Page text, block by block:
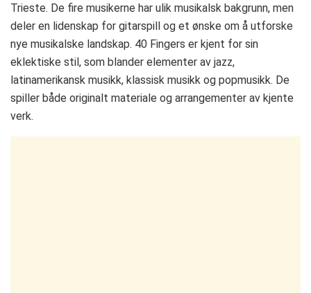
Trieste. De fire musikerne har ulik musikalsk bakgrunn, men
deler en lidenskap for gitarspill og et ønske om å utforske
nye musikalske landskap. 40 Fingers er kjent for sin
eklektiske stil, som blander elementer av jazz,
latinamerikansk musikk, klassisk musikk og popmusikk. De
spiller både originalt materiale og arrangementer av kjente
verk.